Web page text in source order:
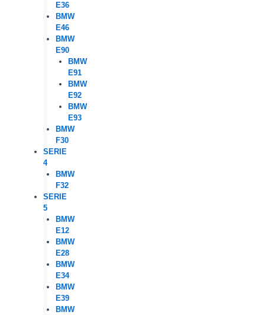
E36
BMW
E46
BMW
E90
BMW
E91
BMW
E92
BMW
E93
BMW
F30
SERIE
4
BMW
F32
SERIE
5
BMW
E12
BMW
E28
BMW
E34
BMW
E39
BMW